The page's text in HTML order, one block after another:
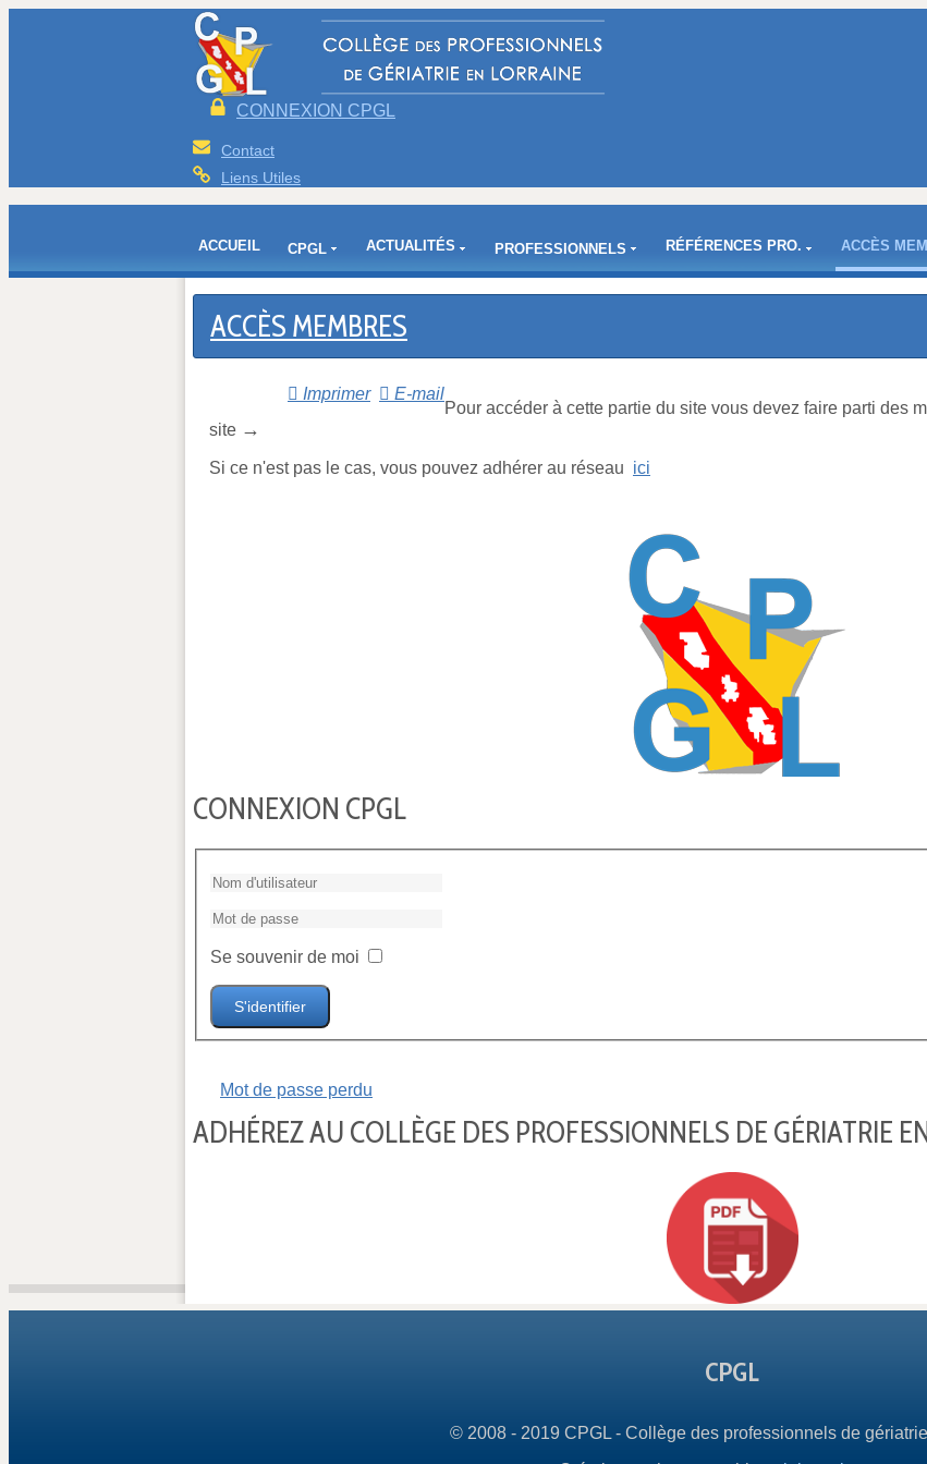
CONNEXION CPGL
Contact
Liens Utiles
ACCUEIL CPGL ACTUALITÉS PROFESSIONNELS RÉFÉRENCES PRO. ACCÈS
ACCÈS MEMBRES
Imprimer E-mail
Pour accéder à cette partie du site vous devez faire parti des
site →
Si ce n'est pas le cas, vous pouvez adhérer au réseau ici
CONNEXION CPGL
Se souvenir de moi
S'identifier
Mot de passe perdu
ADHÉREZ AU COLLÈGE DES PROFESSIONNELS DE GÉRIATRIE
CPGL
© 2008 - 2019 CPGL - Collège des professionnels de